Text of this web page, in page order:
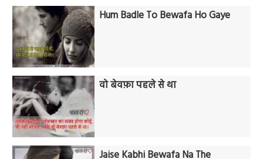
Hum Badle To Bewafa Ho Gaye
वो बेवफ़ा पहले से था
Jaise Kabhi Bewafa Na The